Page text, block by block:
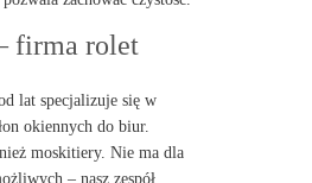
firma rolet
lat specjalizuje się w
okiennych do biur.
moskitiery. Nie ma dla
– nasz zespół